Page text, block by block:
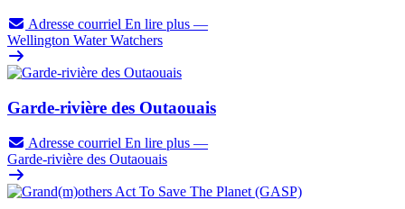
Adresse courriel En lire plus —
Wellington Water Watchers
Garde-rivière des Outaouais
Adresse courriel En lire plus —
Garde-rivière des Outaouais